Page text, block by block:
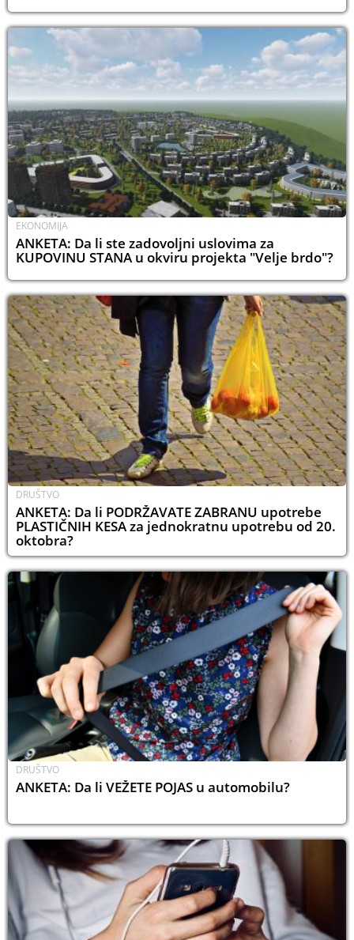
EKONOMIJA
ANKETA: Da li ste zadovoljni uslovima za
KUPOVINU STANA u okviru projekta "Velje brdo"?
DRUŠTVO
ANKETA: Da li PODRŽAVATE ZABRANU upotrebe
PLASTIČNIH KESA za jednokratnu upotrebu od 20.
oktobra?
DRUŠTVO
ANKETA: Da li VEŽETE POJAS u automobilu?